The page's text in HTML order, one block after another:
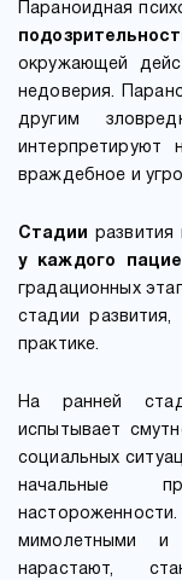
Параноидная
окружающей
недоверия.
другим
интерпретируют
враждебное и
Стадии развития
у каждого
градационных
стадии
практике.
На ранней
испытывает
социальных
начальные
мимолетными и
нарастают,